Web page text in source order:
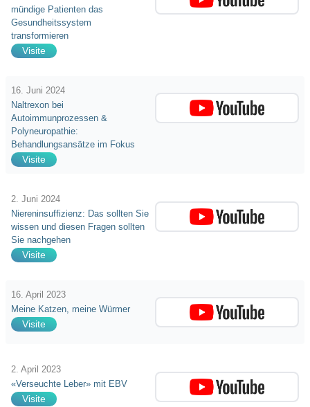
mündige Patienten das
Gesundheitssystem
transformieren
Visite
16. Juni 2024
Naltrexon bei
Autoimmunprozessen &
Polyneuropathie:
Behandlungsansätze im Fokus
Visite
2. Juni 2024
Niereninsuffizienz: Das sollten Sie
wissen und diesen Fragen sollten
Sie nachgehen
Visite
16. April 2023
Meine Katzen, meine Würmer
Visite
2. April 2023
«Verseuchte Leber» mit EBV
Visite